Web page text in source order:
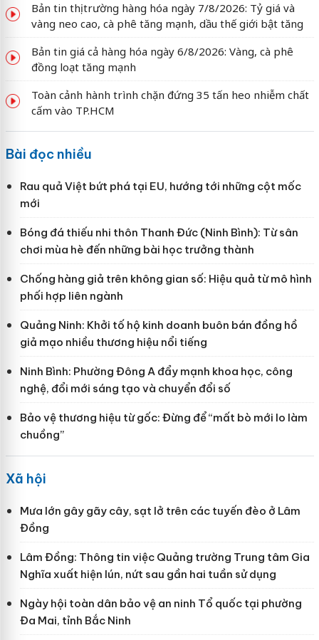
Bản tin thị trường hàng hóa ngày 7/8/2026: Tỷ giá và
vàng neo cao, cà phê tăng mạnh, dầu thế giới bật tăng
Bản tin giá cả hàng hóa ngày 6/8/2026: Vàng, cà phê
đồng loạt tăng mạnh
Toàn cảnh hành trình chặn đứng 35 tấn heo nhiễm chất
cấm vào TP.HCM
Bài đọc nhiều
Rau quả Việt bứt phá tại EU, hướng tới những cột mốc
mới
Bóng đá thiếu nhi thôn Thanh Đức (Ninh Bình): Từ sân
chơi mùa hè đến những bài học trưởng thành
Chống hàng giả trên không gian số: Hiệu quả từ mô hình
phối hợp liên ngành
Quảng Ninh: Khởi tố hộ kinh doanh buôn bán đồng hồ
giả mạo nhiều thương hiệu nổi tiếng
Ninh Bình: Phường Đông A đẩy mạnh khoa học, công
nghệ, đổi mới sáng tạo và chuyển đổi số
Bảo vệ thương hiệu từ gốc: Đừng để “mất bò mới lo làm
chuồng”
Xã hội
Mưa lớn gây gãy cây, sạt lở trên các tuyến đèo ở Lâm
Đồng
Lâm Đồng: Thông tin việc Quảng trường Trung tâm Gia
Nghĩa xuất hiện lún, nứt sau gần hai tuần sử dụng
Ngày hội toàn dân bảo vệ an ninh Tổ quốc tại phường
Đa Mai, tỉnh Bắc Ninh